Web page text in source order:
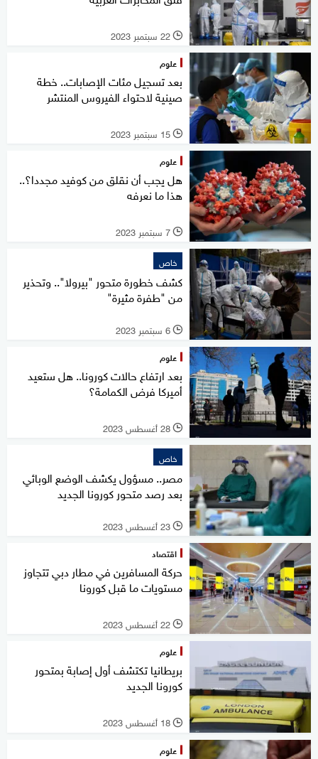
l 22 سبتمبر 2023
علوم
بعد تسجيل مئات الإصابات.. خطة
صينية لاحتواء الفيروس المنتشر
l 15 سبتمبر 2023
علوم
هل يجب أن نقلق من كوفيد مجددا؟..
هذا ما نعرفه
l 7 سبتمبر 2023
خاص
كشف خطورة متحور "بيرولا".. وتحذير
من "طفرة مثيرة"
l 6 سبتمبر 2023
علوم
بعد ارتفاع حالات كورونا.. هل ستعيد
أميركا فرض الكمامة؟
l 28 أغسطس 2023
خاص
مصر.. مسؤول يكشف الوضع الوبائي
بعد رصد متحور كورونا الجديد
l 23 أغسطس 2023
اقتصاد
حركة المسافرين في مطار دبي تتجاوز
مستويات ما قبل كورونا
l 22 أغسطس 2023
علوم
بريطانيا تكتشف أول إصابة بمتحور
كورونا الجديد
l 18 أغسطس 2023
علوم